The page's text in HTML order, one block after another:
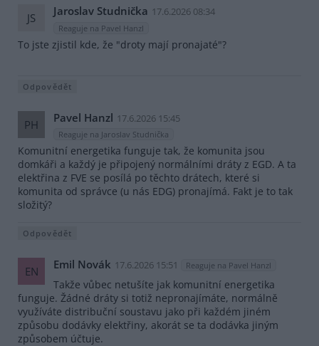
JS Jaroslav Studnička 17.6.2026 08:34
Reaguje na Pavel Hanzl
To jste zjistil kde, že "droty mají pronajaté"?
Odpovědět
PH Pavel Hanzl 17.6.2026 15:45
Reaguje na Jaroslav Studnička
Komunitní energetika funguje tak, že komunita jsou
domkáři a každý je připojený normálními dráty z EGD. A ta
elektřina z FVE se posílá po těchto drátech, které si
komunita od správce (u nás EDG) pronajímá. Fakt je to tak
složitý?
Odpovědět
EN Emil Novák 17.6.2026 15:51 Reaguje na Pavel Hanzl
Takže vůbec netušíte jak komunitní energetika
funguje. Žádné dráty si totiž nepronajímáte, normálně
využíváte distribuční soustavu jako při každém jiném
způsobu dodávky elektřiny, akorát se ta dodávka jiným
způsobem účtuje.